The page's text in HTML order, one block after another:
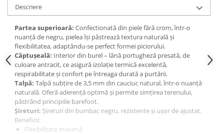
Descriere
Partea superioară: Confectionată din piele fără crom, într-o
nuanță de negru, pielea își păstrează textura naturală și
flexibilitatea, adaptându-se perfect formei piciorului.
Căptușeală: Interior din burel – lână portugheză presată, de
culoare antracit, ce asigură izolație termică excelentă,
respirabilitate și confort pe întreaga durată a purtării.
Talpă: Talpă subțire de 3,5 mm din cauciuc natural, într-o nuanță
naturală. Oferă aderență optimă și permite simțirea terenului,
păstrând principiile barefoot.
Șireturi: Șireturi din bumbac negru, rezistente și ușor de ajustat.
Beneficii:
Flexibilitate maximă